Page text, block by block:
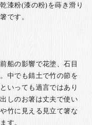
漆粉(漆の粉)を蒔き滑り
です。
船の影響で花塗、石目
中でも錆土で竹の節を
いっても過言ではあり
しのお箸は丈夫で使い
竹に見える見立て箸な
す。